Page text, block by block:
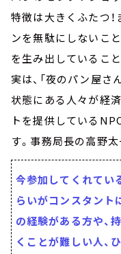
特徴は大きくふたつ
ンを無駄にしないこ
を生み出していること
実は、「夜のパン屋さ
状態にある人々が経
トを提供している
す。事務局長の高野
今参加してくれてい
らいがコンスタント
の経験がある方や、
くことが難しい人、